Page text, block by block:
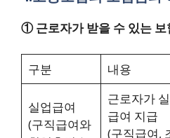
① 근로자가 받을 수 있는 보
구분 내용
실업급여
(구직급여와
근로자가
급여 지급
(구직급여,